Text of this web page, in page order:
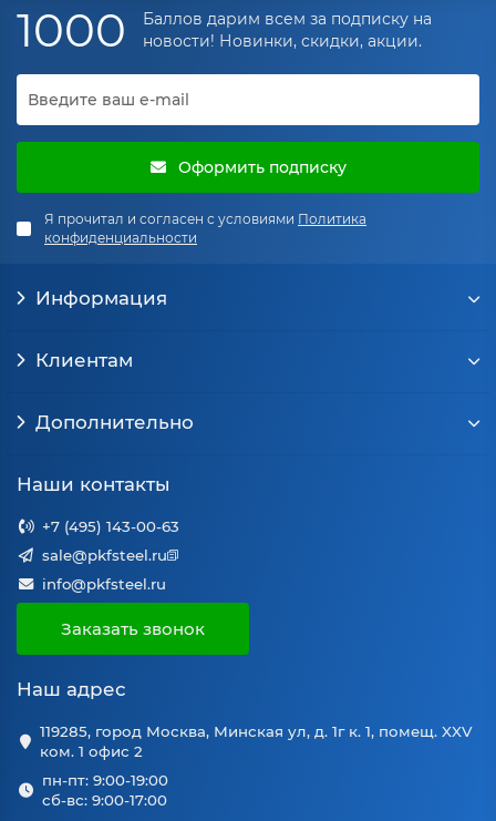
1000
Баллов дарим всем за подписку на
новости! Новинки, скидки, акции.
Оформить подписку
Я прочитал и согласен с условиями Политика
конфиденциальности
Информация
Клиентам
Дополнительно
Наши контакты
+7 (495) 143-00-63
sale@pkfsteel.ru
info@pkfsteel.ru
Заказать звонок
Наш адрес
119285, город Москва, Минская ул, д. 1г к. 1, помещ. XXV
ком. 1 офис 2
пн-пт: 9:00-19:00
сб-вс: 9:00-17:00